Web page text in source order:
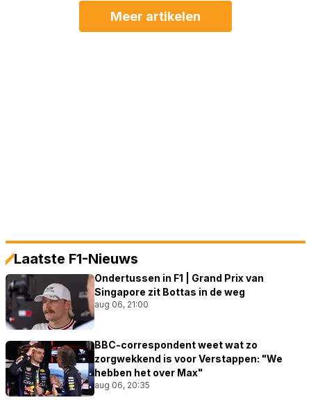
Meer artikelen
Laatste F1-Nieuws
Ondertussen in F1 | Grand Prix van
Singapore zit Bottas in de weg
aug 06, 21:00
BBC-correspondent weet wat zo
zorgwekkend is voor Verstappen: "We
hebben het over Max"
aug 06, 20:35